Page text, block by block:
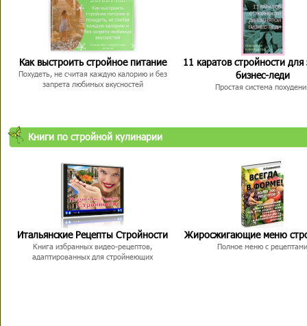
Как выстроить стройное питание
Похудеть, не считая каждую калорию и без
запрета любимых вкусностей
11 каратов стройности для
бизнес-леди
Простая система
Книги по стройной кулинарии
Итальянские Рецепты Стройности
Книга избранных видео-рецептов,
адаптированных для стройнеющих
Жиросжигающие меню
Полное меню с рецептами